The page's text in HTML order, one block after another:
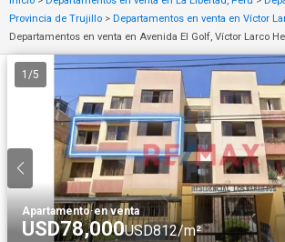
Provincia de Trujillo > Departamentos en venta en Víctor
Departamentos en venta en Avenida El Golf, Víctor Larco
1 /5
Apartamento·en venta
USD78,000USD812/m²